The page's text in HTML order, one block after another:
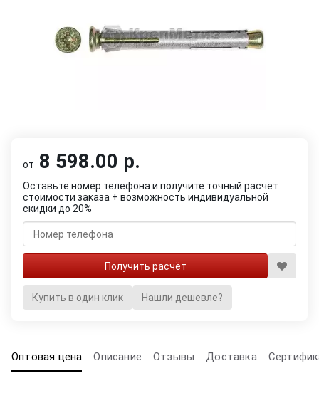
от 8 598.00 р.
Оставьте номер телефона и получите точный расчёт
стоимости заказа + возможность индивидуальной
скидки до 20%
Купить в один клик Нашли дешевле?
Оптовая цена Описание Отзывы Доставка